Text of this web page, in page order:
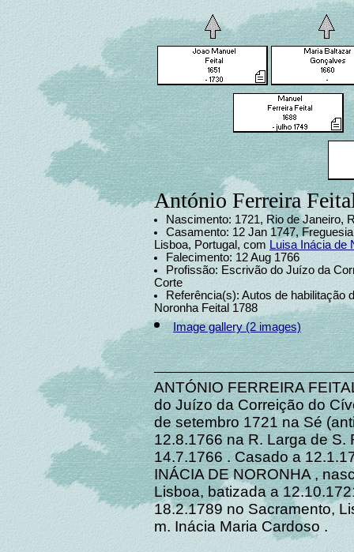
António Ferreira
Nascimento: 1721, Rio de Janeiro,
Casamento: 12 Jan 1747,
Lisboa, Portugal, com Luisa Inácia de
Falecimento: 12 Aug 1766
Profissão: Escrivão do Juízo da
Corte
Referência(s): Autos de habilitação
Noronha Feital 1788
Image gallery (2 images)
ANTÓNIO FERREIRA
do Juízo da Correição do
de setembro 1721 na Sé
12.8.1766 na R. Larga de S.
14.7.1766 . Casado a
INÁCIA DE NORONHA ,
Lisboa, batizada a
18.2.1789 no Sacramento,
m. Inácia Maria Cardoso .